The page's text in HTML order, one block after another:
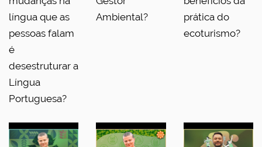
língua que as
pessoas falam
é
desestruturar a
Língua
Portuguesa?
Ambiental?
prática do
ecoturismo?